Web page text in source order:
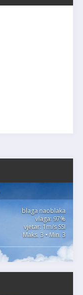
blaga naoblaka
vlaga: 97%
vjetar: 1m/s SSI
Maks. 3 • Min. 3